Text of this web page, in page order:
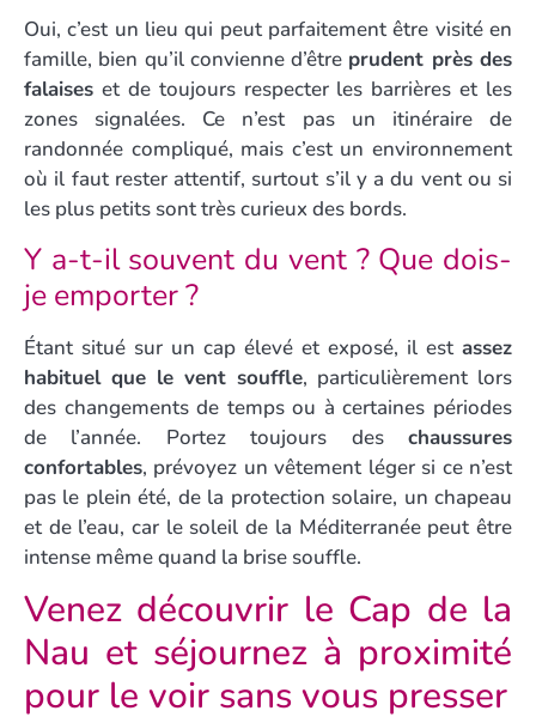
Oui, c’est un lieu qui peut parfaitement être visité en
famille, bien qu’il convienne d’être prudent près des
falaises et de toujours respecter les barrières et les
zones signalées. Ce n’est pas un itinéraire de
randonnée compliqué, mais c’est un environnement
où il faut rester attentif, surtout s’il y a du vent ou si
les plus petits sont très curieux des bords.
Y a-t-il souvent du vent ? Que dois-
je emporter ?
Étant situé sur un cap élevé et exposé, il est assez
habituel que le vent souffle, particulièrement lors
des changements de temps ou à certaines périodes
de l’année. Portez toujours des chaussures
confortables, prévoyez un vêtement léger si ce n’est
pas le plein été, de la protection solaire, un chapeau
et de l’eau, car le soleil de la Méditerranée peut être
intense même quand la brise souffle.
Venez découvrir le Cap de la
Nau et séjournez à proximité
pour le voir sans vous presser